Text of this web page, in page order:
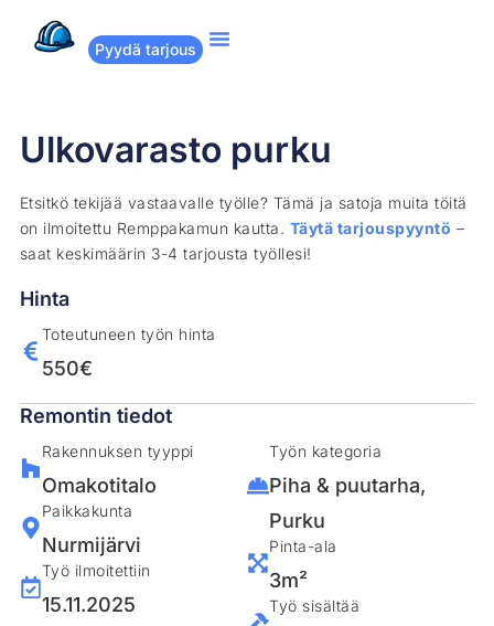
Pyydä tarjous
Ulkovarasto purku
Etsitkö tekijää vastaavalle työlle? Tämä ja satoja muita töitä
on ilmoitettu Remppakamun kautta. Täytä tarjouspyyntö –
saat keskimäärin 3-4 tarjousta työllesi!
Hinta
Toteutuneen työn hinta
550€
Remontin tiedot
Rakennuksen tyyppi
Omakotitalo
Paikkakunta
Nurmijärvi
Työ ilmoitettiin
15.11.2025
Työn kategoria
Piha & puutarha,
Purku
Pinta-ala
3m²
Työ sisältää